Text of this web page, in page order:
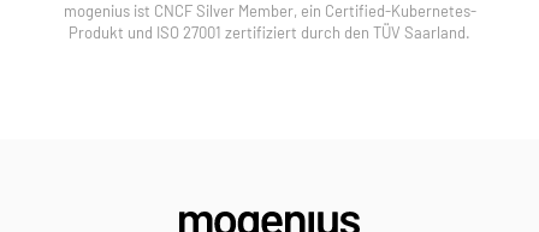
mogenius ist CNCF Silver Member, ein Certified-Kubernetes-
Produkt und ISO 27001 zertifiziert durch den TÜV Saarland.